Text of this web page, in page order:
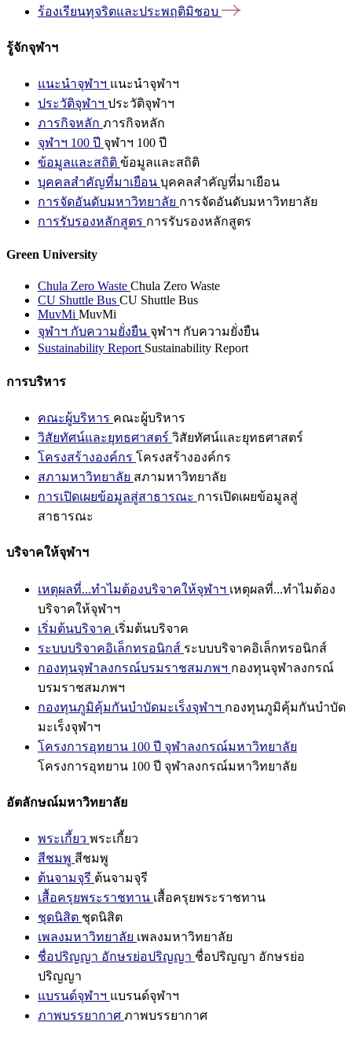
ร้องเรียนทุจริตและประพฤติมิชอบ
รู้จักจุฬาฯ
แนะนำจุฬาฯ แนะนำจุฬาฯ
ประวัติจุฬาฯ ประวัติจุฬาฯ
ภารกิจหลัก ภารกิจหลัก
จุฬาฯ 100 ปี จุฬาฯ 100 ปี
ข้อมูลและสถิติ ข้อมูลและสถิติ
บุคคลสำคัญที่มาเยือน บุคคลสำคัญที่มาเยือน
การจัดอันดับมหาวิทยาลัย การจัดอันดับมหาวิทยาลัย
การรับรองหลักสูตร การรับรองหลักสูตร
Green University
Chula Zero Waste Chula Zero Waste
CU Shuttle Bus CU Shuttle Bus
MuvMi MuvMi
จุฬาฯ กับความยั่งยืน จุฬาฯ กับความยั่งยืน
Sustainability Report Sustainability Report
การบริหาร
คณะผู้บริหาร คณะผู้บริหาร
วิสัยทัศน์และยุทธศาสตร์ วิสัยทัศน์และยุทธศาสตร์
โครงสร้างองค์กร โครงสร้างองค์กร
สภามหาวิทยาลัย สภามหาวิทยาลัย
การเปิดเผยข้อมูลสู่สาธารณะ การเปิดเผยข้อมูลสู่
สาธารณะ
บริจาคให้จุฬาฯ
เหตุผลที่...ทำไมต้องบริจาคให้จุฬาฯ เหตุผลที่...ทำไมต้อง
บริจาคให้จุฬาฯ
เริ่มต้นบริจาค เริ่มต้นบริจาค
ระบบบริจาคอิเล็กทรอนิกส์ ระบบบริจาคอิเล็กทรอนิกส์
กองทุนจุฬาลงกรณ์บรมราชสมภพฯ กองทุนจุฬาลงกรณ์
บรมราชสมภพฯ
กองทุนภูมิคุ้มกันบำบัดมะเร็งจุฬาฯ กองทุนภูมิคุ้มกันบำบัด
มะเร็งจุฬาฯ
โครงการอุทยาน 100 ปี จุฬาลงกรณ์มหาวิทยาลัย
โครงการอุทยาน 100 ปี จุฬาลงกรณ์มหาวิทยาลัย
อัตลักษณ์มหาวิทยาลัย
พระเกี้ยว พระเกี้ยว
สีชมพู สีชมพู
ต้นจามจุรี ต้นจามจุรี
เสื้อครุยพระราชทาน เสื้อครุยพระราชทาน
ชุดนิสิต ชุดนิสิต
เพลงมหาวิทยาลัย เพลงมหาวิทยาลัย
ชื่อปริญญา อักษรย่อปริญญา ชื่อปริญญา อักษรย่อ
ปริญญา
แบรนด์จุฬาฯ แบรนด์จุฬาฯ
ภาพบรรยากาศ ภาพบรรยากาศ